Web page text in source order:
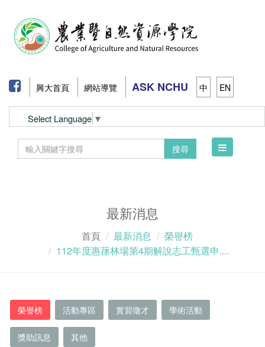
興大首頁 網站導覽 ASK NCHU 中 EN
Select Language ▼
搜尋
Toggle
最新消息
首頁 最新消息
榮譽榜
112年度惠蓀林場第4期解說志工甄選申....
榮譽榜 活動專區 實習徵才 學術活動
獎助訊息 其他